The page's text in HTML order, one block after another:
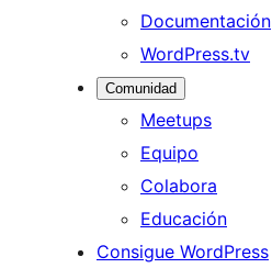
Documentación
WordPress.tv
Comunidad
Meetups
Equipo
Colabora
Educación
Consigue WordPress